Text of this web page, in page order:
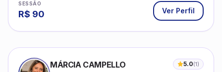
SESSÃO
R$ 90 Ver Perfil
MÁRCIA CAMPELLO 5.0(1)